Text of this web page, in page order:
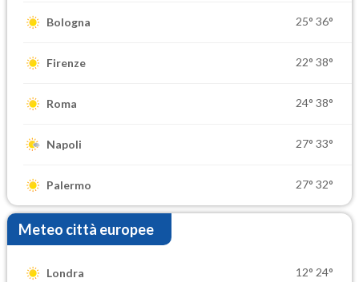
Bologna 25° 36°
Firenze 22° 38°
Roma 24° 38°
Napoli 27° 33°
Palermo 27° 32°
Meteo città europee
Londra 12° 24°